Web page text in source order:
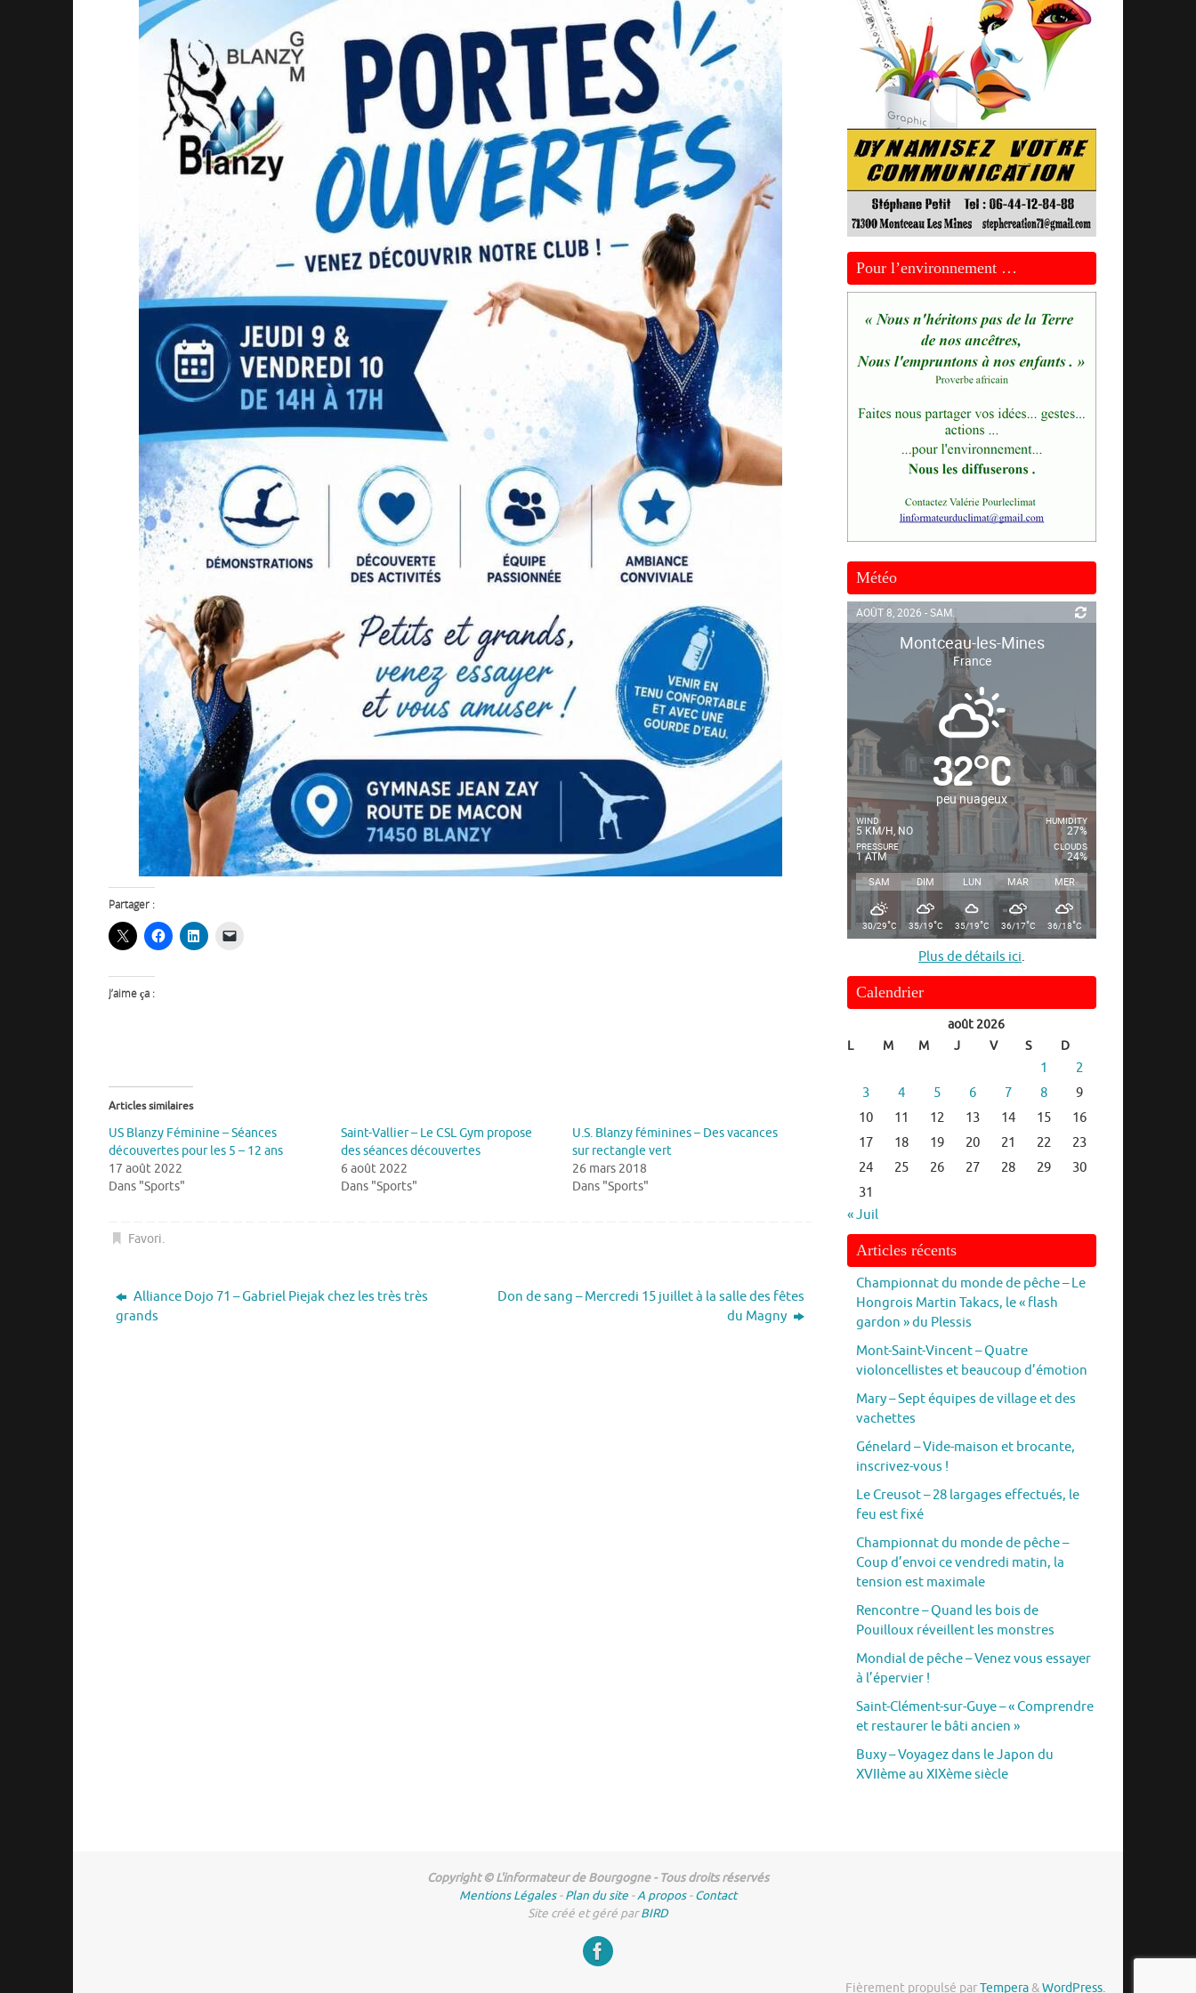
Partager :
J’aime ça :
Articles similaires
US Blanzy Féminine – Séances
découvertes pour les 5 – 12 ans
17 août 2022
Dans "Sports"
Saint-Vallier – Le CSL Gym propose
des séances découvertes
6 août 2022
Dans "Sports"
U.S. Blanzy féminines – Des vacances
sur rectangle vert
26 mars 2018
Dans "Sports"
Favori.
Alliance Dojo 71 – Gabriel Piejak chez les très très
grands
Don de sang – Mercredi 15 juillet à la salle des fêtes
du Magny
Pour l’environnement …
Météo
AOÛT 8, 2026 - SAM.
Montceau-les-Mines
France
32°C
peu nuageux
WIND
5 KM/H, NO
PRESSURE
1 ATM
HUMIDITY
27%
CLOUDS
24%
SAM DIM LUN MAR MER
30/29°C 35/19°C 35/19°C 36/17°C 36/18°C
Plus de détails ici.
Calendrier
août 2026
L
M M J V S D
1
2
3
4 5 6 7 8
9
10
11 12 13 14 15
16
17
18 19 20 21 22
23
24
25 26 27 28 29
30
31
« Juil
Articles récents
Championnat du monde de pêche – Le
Hongrois Martin Takacs, le « flash
gardon » du Plessis
Mont-Saint-Vincent – Quatre
violoncellistes et beaucoup d’émotion
Mary – Sept équipes de village et des
vachettes
Génelard – Vide-maison et brocante,
inscrivez-vous !
Le Creusot – 28 largages effectués, le
feu est fixé
Championnat du monde de pêche –
Coup d’envoi ce vendredi matin, la
tension est maximale
Rencontre – Quand les bois de
Pouilloux réveillent les monstres
Mondial de pêche – Venez vous essayer
à l’épervier !
Saint-Clément-sur-Guye – « Comprendre
et restaurer le bâti ancien »
Buxy – Voyagez dans le Japon du
XVIIème au XIXème siècle
Copyright © L'informateur de Bourgogne - Tous droits réservés
Mentions Légales-Plan du site -A propos-Contact
Site créé et géré parBIRD
Fièrement propulsé parTempera&WordPress.